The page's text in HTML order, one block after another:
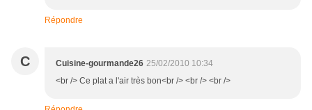
Répondre
C Cuisine-gourmande26 25/02/2010 10:34
<br /> Ce plat a l'air très bon<br /> <br /> <br />